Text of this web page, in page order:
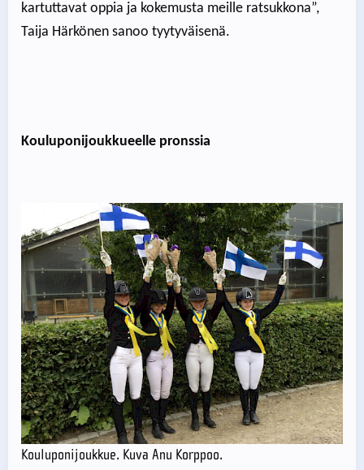
kartuttavat oppia ja kokemusta meille ratsukkona”,
Taija Härkönen sanoo tyytyväisenä.
Kouluponijoukkueelle pronssia
Kouluponijoukkue. Kuva Anu Korppoo.